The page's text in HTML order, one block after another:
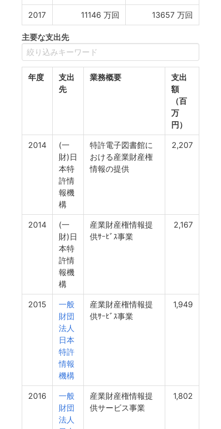
2017 11146 万回 13657 万回
主要な支出先
年度
支出
先
業務概要
支出
額
（百
万
円）
2014
(一
財)日
本特
許情
報機
構
特許電子図書館に
おける産業財産権
情報の提供
2,207
2014
(一
財)日
本特
許情
報機
構
産業財産権情報提
供ｻｰﾋﾞｽ事業
2,167
2015
一般
財団
法人
日本
特許
情報
機構
産業財産権情報提
供ｻｰﾋﾞｽ事業
1,949
2016
一般
財団
法人
産業財産権情報提
供サービス事業
1,802